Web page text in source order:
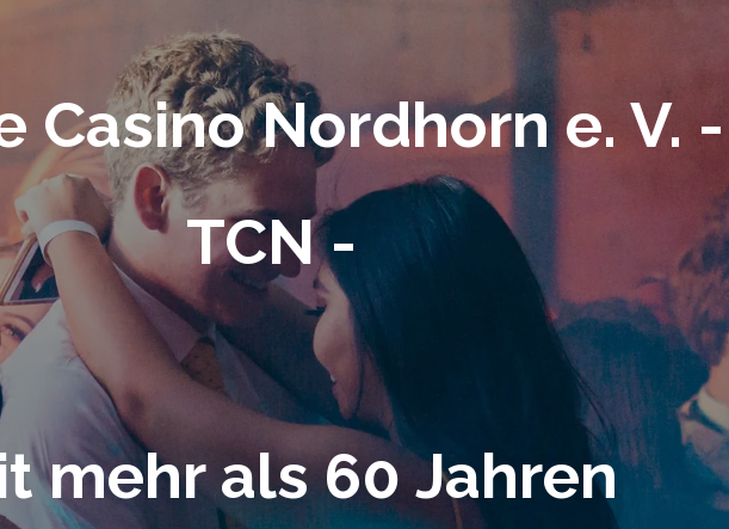
Casino Nordhorn e. V.
TCN -
mehr als 60 Jahren